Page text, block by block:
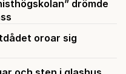
drömde
oroar sig